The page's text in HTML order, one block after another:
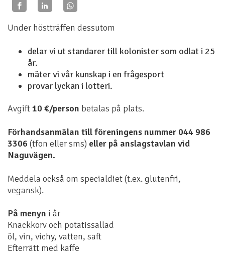
Under höstträffen dessutom
delar vi ut standarer till kolonister som odlat i 25
år.
mäter vi vår kunskap i en frågesport
provar lyckan i lotteri.
​Avgift10 €/person betalas på plats.
Förhandsanmälan till föreningens nummer 044 986
3306 (tfon eller sms) eller på anslagstavlan vid
Naguvägen.
Meddela också om specialdiet (t.ex. glutenfri,
vegansk).
På menyn i år
Knackkorv och potatissallad
öl, vin, vichy, vatten, saft
Efterrätt med kaffe